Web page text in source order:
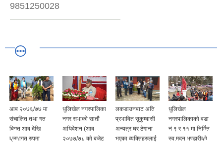
9851250028
आब २०७६/७७ मा
संचालित तथा गत
बिगत आब देखि
क्रमागत रुपमा
धुलिखेल नगरपालिका
नगर सभाको सातौं
अधिवेशन (आब
२०७७/७८ को बजेट
लकडाउनबाट अति
प्रभावित सुकुम्बासी
अन्यत्र घर ठेगाना
भएका व्यक्तिहरुलाई
धुलिखेल
नगरपालिकाको वडा
नं ९ र ११ मा निर्मित
स्व.मदन भण्डारीको